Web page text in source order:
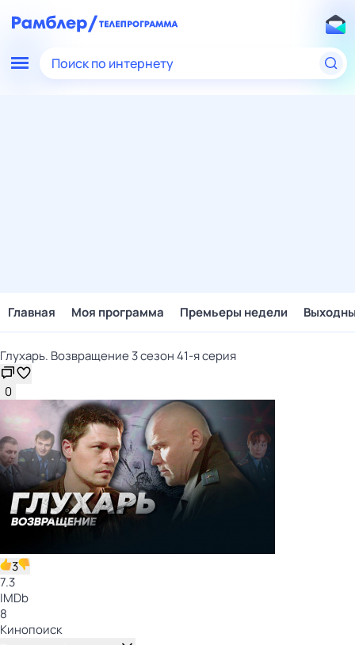
Поиск по интернету
Главная Моя программа Премьеры недели
Глухарь. Возвращение 3 сезон 41-я серия
0
3
7.3
IMDb
8
Кинопоиск